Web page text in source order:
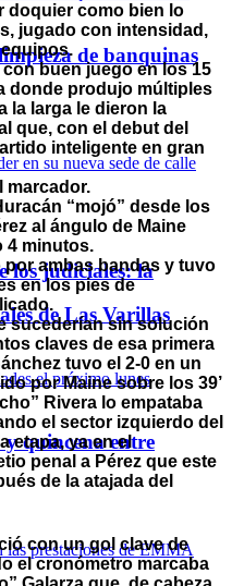
de banquinas
los judiciales: la
de Las Varillas
quincena entre
doquier como bien lo
jugado con intensidad,
buen juego en los 15
donde produjo múltiples
la larga le dieron la
que, con el debut del
inteligente en gran
marcador.
“mojó” desde los
al ángulo de Maine
4 minutos.
por ambas bandas y tuvo
en los pies de
sucederían sin solución
claves de esa primera
tuvo el 2-0 en un
por Maine sobre los 39’
Rivera lo empataba
el sector izquierdo del
etapa, ya en el
penal a Pérez que este
de la atajada del
con un gol clave de
el cronómetro marcaba